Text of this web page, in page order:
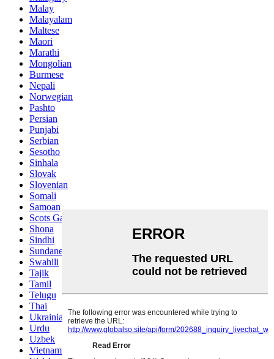
Malay
Malayalam
Maltese
Maori
Marathi
Mongolian
Burmese
Nepali
Norwegian
Pashto
Persian
Punjabi
Serbian
Sesotho
Sinhala
Slovak
Slovenian
Somali
Samoan
Scots Gaelic
Shona
Sindhi
Sundanese
Swahili
Tajik
Tamil
Telugu
Thai
Ukrainian
Urdu
Uzbek
Vietnamese